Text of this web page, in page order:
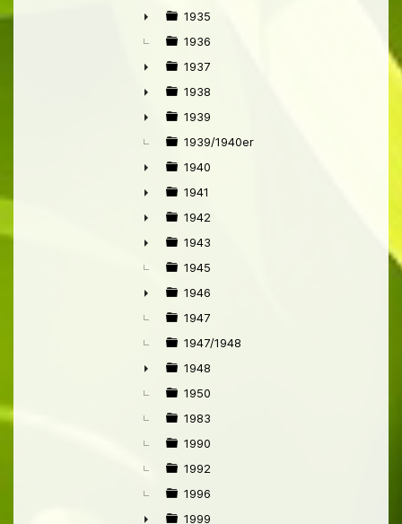
►
1935
1936
►
1937
►
1938
►
1939
1939/1940er
►
1940
►
1941
►
1942
►
1943
1945
►
1946
1947
1947/1948
►
1948
1950
1983
1990
1992
1996
1999